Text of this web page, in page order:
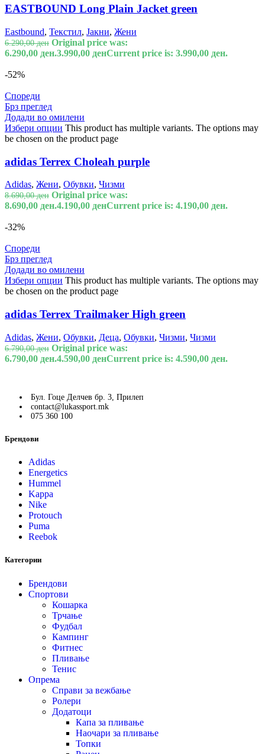
EASTBOUND Long Plain Jacket green
Eastbound, Текстил, Јакни, Жени
6.290,00ден Original price was:
6.290,00 ден.3.990,00 денCurrent price is: 3.990,00 ден.
-52%
Спореди
Брз преглед
Додади во омилени
Избери опции This product has multiple variants. The options may
be chosen on the product page
adidas Terrex Choleah purple
Adidas, Жени, Обувки, Чизми
8.690,00ден Original price was:
8.690,00 ден.4.190,00 денCurrent price is: 4.190,00 ден.
-32%
Спореди
Брз преглед
Додади во омилени
Избери опции This product has multiple variants. The options may
be chosen on the product page
adidas Terrex Trailmaker High green
Adidas, Жени, Обувки, Деца, Обувки, Чизми, Чизми
6.790,00ден Original price was:
6.790,00 ден.4.590,00 денCurrent price is: 4.590,00 ден.
Бул. Гоце Делчев бр. 3, Прилеп
contact@lukassport.mk
075 360 100
Брендови
Adidas
Energetics
Hummel
Kappa
Nike
Protouch
Puma
Reebok
Категории
Брендови
Спортови
Кошарка
Трчање
Фудбал
Кампинг
Фитнес
Пливање
Тенис
Опрема
Справи за вежбање
Ролери
Додатоци
Капа за пливање
Наочари за пливање
Топки